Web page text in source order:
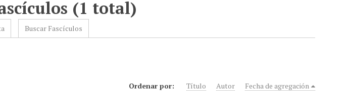
(1 total)
Buscar Fascículos
Ordenar por: Título Autor Fecha de agregación